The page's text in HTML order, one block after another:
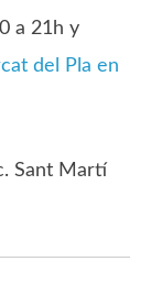
a 21h y
del Pla en
Sant Martí